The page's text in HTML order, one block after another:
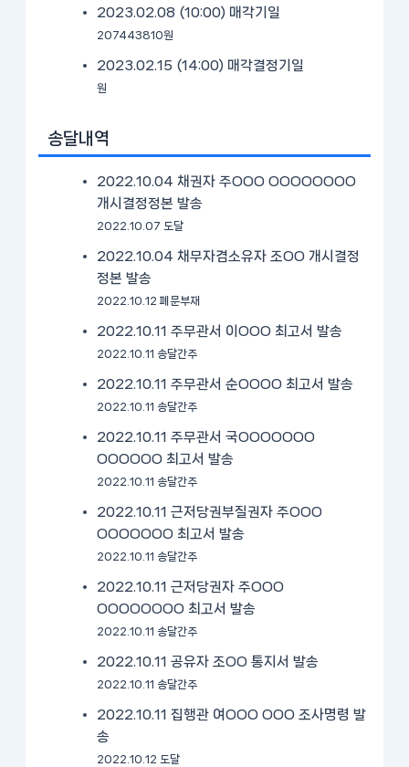
2023.02.08 (10:00) 매각기일
207443810원
2023.02.15 (14:00) 매각결정기일
원
송달내역
2022.10.04 채권자 주OOO OOOOOOOO
개시결정정본 발송
2022.10.07 도달
2022.10.04 채무자겸소유자 조OO 개시결정
정본 발송
2022.10.12 폐문부재
2022.10.11 주무관서 이OOO 최고서 발송
2022.10.11 송달간주
2022.10.11 주무관서 순OOOO 최고서 발송
2022.10.11 송달간주
2022.10.11 주무관서 국OOOOOOO
OOOOOO 최고서 발송
2022.10.11 송달간주
2022.10.11 근저당권부질권자 주OOO
OOOOOOO 최고서 발송
2022.10.11 송달간주
2022.10.11 근저당권자 주OOO
OOOOOOOO 최고서 발송
2022.10.11 송달간주
2022.10.11 공유자 조OO 통지서 발송
2022.10.11 송달간주
2022.10.11 집행관 여OOO OOO 조사명령 발
송
2022.10.12 도달